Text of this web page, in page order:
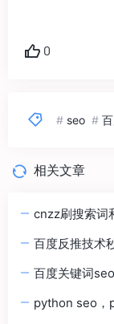
0
# seo #
相关文章
cnzz刷搜索词
百度反推技术
百度关键词
python seo，